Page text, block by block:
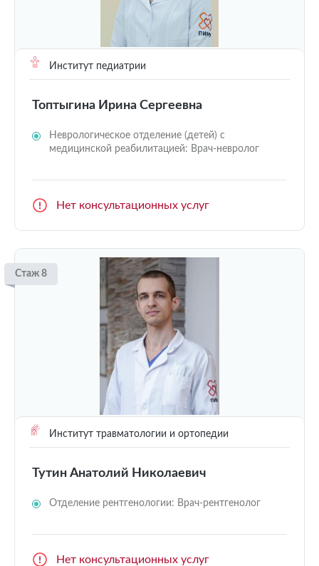
Институт педиатрии
Топтыгина Ирина Сергеевна
Неврологическое отделение (детей) с
медицинской реабилитацией: Врач-невролог
Нет консультационных услуг
Стаж 8
Институт травматологии и ортопедии
Тутин Анатолий Николаевич
Отделение рентгенологии: Врач-рентгенолог
Нет консультационных услуг